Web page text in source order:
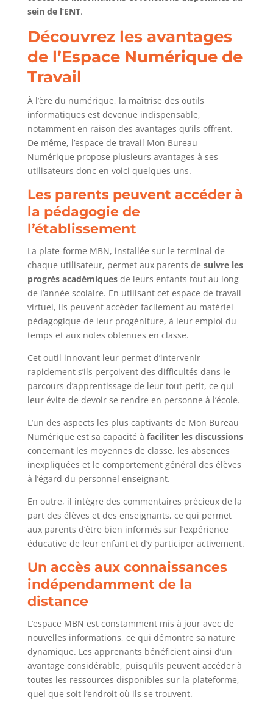
sein de l’ENT.
Découvrez les avantages
de l’Espace Numérique de
Travail
À l’ère du numérique, la maîtrise des outils
informatiques est devenue indispensable,
notamment en raison des avantages qu’ils offrent.
De même, l’espace de travail Mon Bureau
Numérique propose plusieurs avantages à ses
utilisateurs donc en voici quelques-uns.
Les parents peuvent accéder à
la pédagogie de
l’établissement
La plate-forme MBN, installée sur le terminal de
chaque utilisateur, permet aux parents de suivre les
progrès académiquesde leurs enfants tout au long
de l’année scolaire. En utilisant cet espace de travail
virtuel, ils peuvent accéder facilement au matériel
pédagogique de leur progéniture, à leur emploi du
temps et aux notes obtenues en classe.
Cet outil innovant leur permet d’intervenir
rapidement s’ils perçoivent des difficultés dans le
parcours d’apprentissage de leur tout-petit, ce qui
leur évite de devoir se rendre en personne à l’école.
L’un des aspects les plus captivants de Mon Bureau
Numérique est sa capacité à faciliter les discussions
concernant les moyennes de classe, les absences
inexpliquées et le comportement général des élèves
à l’égard du personnel enseignant.
En outre, il intègre des commentaires précieux de la
part des élèves et des enseignants, ce qui permet
aux parents d’être bien informés sur l’expérience
éducative de leur enfant et d’y participer activement.
Un accès aux connaissances
indépendamment de la
distance
L’espace MBN est constamment mis à jour avec de
nouvelles informations, ce qui démontre sa nature
dynamique. Les apprenants bénéficient ainsi d’un
avantage considérable, puisqu’ils peuvent accéder à
toutes les ressources disponibles sur la plateforme,
quel que soit l’endroit où ils se trouvent.